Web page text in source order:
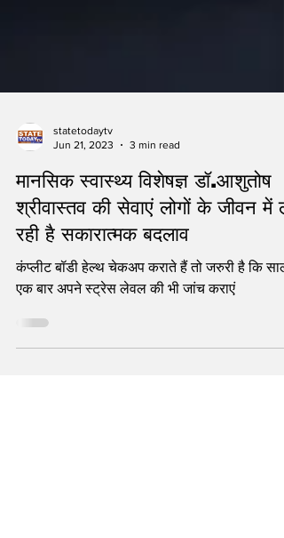
statetodaytv
Jun 21, 2023
3 min read
मानसिक स्वास्थ्य विशेषज्ञ डॉ.आशुतोष
श्रीवास्तव की सेवाएं लोगों के जीवन में ला
रही है सकारात्मक बदलाव
कंप्लीट बॉडी हेल्थ चेकअप कराते हैं तो जरुरी है कि
एक बार अपने स्ट्रेस लेवल की भी जांच कराएं